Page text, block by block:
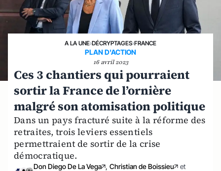
A LA UNE›DÉCRYPTAGES›FRANCE
PLAN D'ACTION
16 avril 2023
Ces 3 chantiers qui pourraient
sortir la France de l’ornière
malgré son atomisation politique
Dans un pays fracturé suite à la réforme des
retraites, trois leviers essentiels
permettraient de sortir de la crise
démocratique.
Don Diego De La Vega , Christian de Boissieu
et